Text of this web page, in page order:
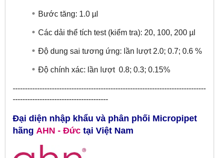
Bước tăng: 1.0 µl
Các dải thể tích test (kiểm tra): 20, 100, 200 µl
Độ dung sai tương ứng: lần lượt 2.0; 0.7; 0.6 %
Độ chính xác: lần lượt 0.8; 0.3; 0.15%
​-------------------------------------------------------------------------------
---------------------------------------
Đại diện nhập khẩu và phân phối Micropipet
hãng AHN - Đức tại Việt Nam